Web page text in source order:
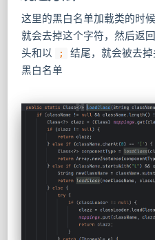
这里的黑白名单加载类的时
就会去掉这个字符，然后返
头和以
;
结尾，就会被去
黑白名单